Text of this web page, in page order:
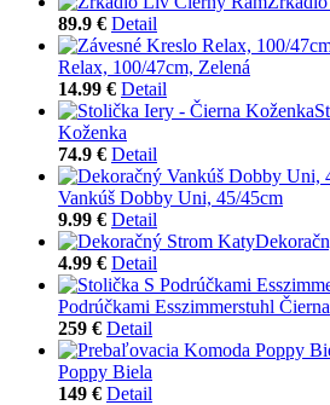
89.9 € Detail
Relax, 100/47cm, Zelená
14.99 € Detail
Koženka
74.9 € Detail
Vankúš Dobby Uni, 45/45cm
9.99 € Detail
4.99 € Detail
Podrúčkami Esszimmerstuhl Čierna
259 € Detail
Poppy Biela
149 € Detail